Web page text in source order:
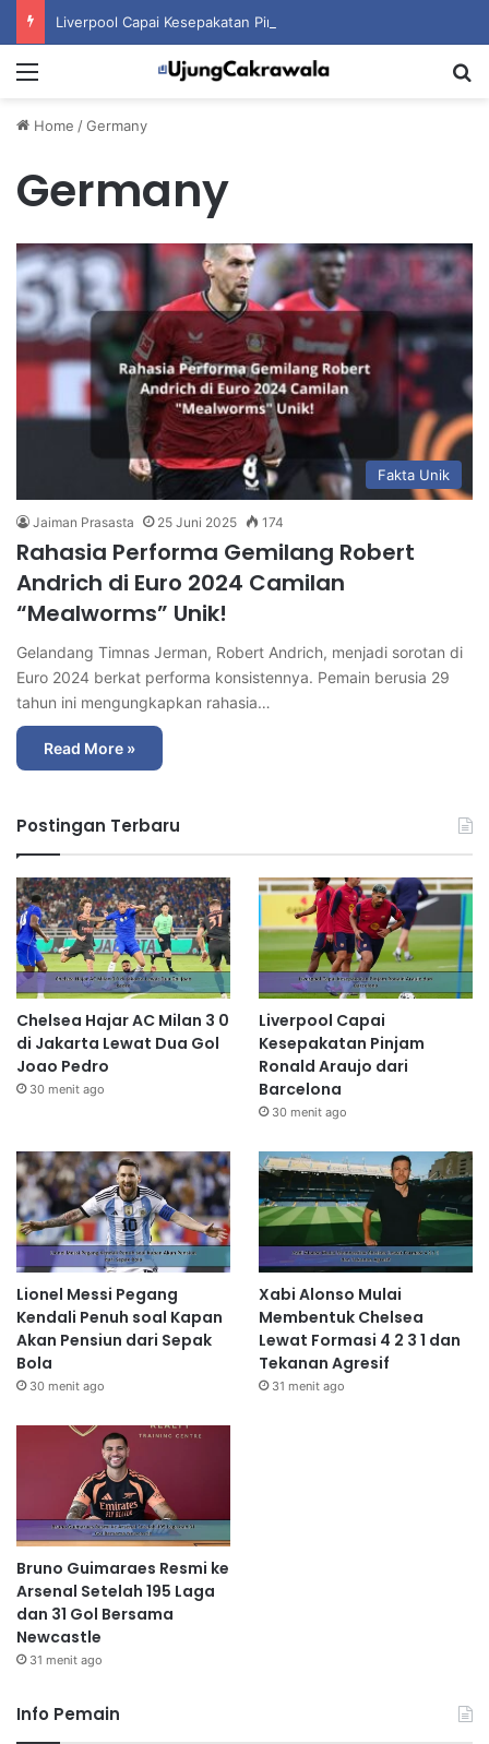
Home /Germany
Germany
Fakta Unik
Jaiman Prasasta 25 Juni 2025 174
Rahasia Performa Gemilang Robert
Andrich di Euro 2024 Camilan
“Mealworms” Unik!
Gelandang Timnas Jerman, Robert Andrich, menjadi sorotan di
Euro 2024 berkat performa konsistennya. Pemain berusia 29
tahun ini mengungkapkan rahasia…
Read More »
Postingan Terbaru
Chelsea Hajar AC Milan 3 0
di Jakarta Lewat Dua Gol
Joao Pedro
30 menit ago
Liverpool Capai
Kesepakatan Pinjam
Ronald Araujo dari
Barcelona
30 menit ago
Lionel Messi Pegang
Kendali Penuh soal Kapan
Akan Pensiun dari Sepak
Bola
30 menit ago
Xabi Alonso Mulai
Membentuk Chelsea
Lewat Formasi 4 2 3 1 dan
Tekanan Agresif
31 menit ago
Bruno Guimaraes Resmi ke
Arsenal Setelah 195 Laga
dan 31 Gol Bersama
Newcastle
31 menit ago
Info Pemain